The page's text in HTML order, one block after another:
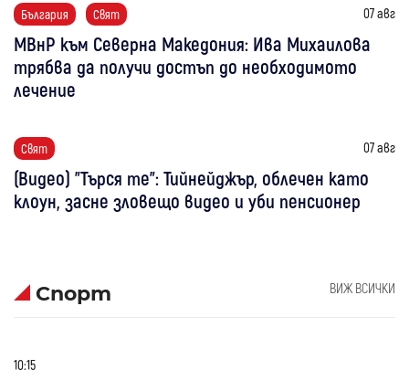
България Свят 07 авг
МВнР към Северна Македония: Ива Михаилова
трябва да получи достъп до необходимото
лечение
Свят 07 авг
(Видео) "Търся те": Тийнейджър, облечен като
клоун, засне зловещо видео и уби пенсионер
Спорт ВИЖ ВСИЧКИ
10:15